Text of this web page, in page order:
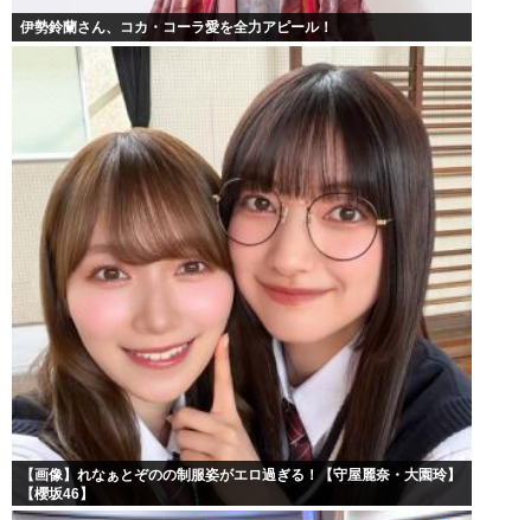
伊勢鈴蘭さん、コカ・コーラ愛を全力アピール！
【画像】れなぁとぞのの制服姿がエロ過ぎる！【守屋麗奈・大園玲】
【櫻坂46】